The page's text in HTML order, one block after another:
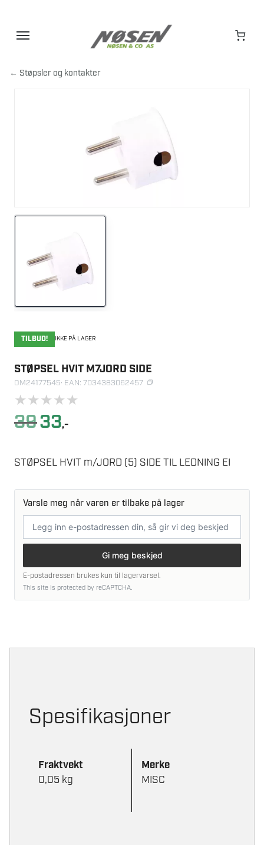
← Støpsler og kontakter
TILBUD! IKKE PÅ LAGER
STØPSEL HVIT M7JORD SIDE
OM24177545· EAN: 7034383062457
★★★★★
39 Opprinnelig
pris
39.
33pris
33.
,-
STØPSEL HVIT m/JORD (5) SIDE TIL LEDNING EI
Varsle meg når varen er tilbake på lager
postadresse
Gi meg beskjed
E-postadressen brukes kun til lagervarsel.
This site is protected by reCAPTCHA.
Spesifikasjoner
Fraktvekt
0,05 kg
Merke
MISC